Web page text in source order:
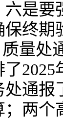
六是要
保终期
量处
了
通报
；两个